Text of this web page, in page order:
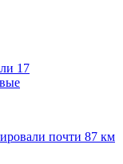
17
почти 87 км